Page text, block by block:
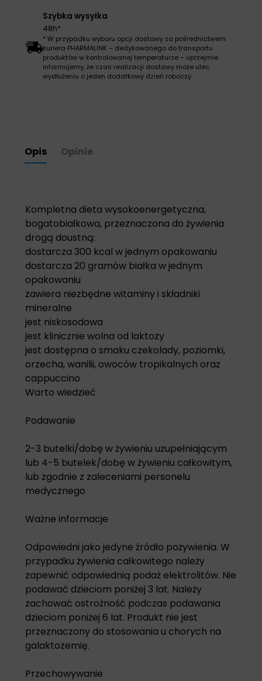
Szybka wysyłka
48h*
* W przypadku wyboru opcji dostawy za pośrednictwem
kuriera PHARMALINK – dedykowanego do transportu
produktów w kontrolowanej temperaturze – uprzejmie
informujemy, że czas realizacji dostawy może ulec
wydłużeniu o jeden dodatkowy dzień roboczy.
Opis Opinie
Kompletna dieta wysokoenergetyczna,
bogatobiałkowa, przeznaczona do żywienia
drogą doustną:
dostarcza 300 kcal w jednym opakowaniu
dostarcza 20 gramów białka w jednym
opakowaniu
zawiera niezbędne witaminy i składniki
mineralne
jest niskosodowa
jest klinicznie wolna od laktozy
jest dostępna o smaku czekolady, poziomki,
orzecha, wanilii, owoców tropikalnych oraz
cappuccino
Warto wiedzieć
Podawanie
2-3 butelki/dobę w żywieniu uzupełniającym
lub 4-5 butelek/dobę w żywieniu całkowitym,
lub zgodnie z zaleceniami personelu
medycznego
Ważne informacje
Odpowiedni jako jedyne źródło pożywienia. W
przypadku żywienia całkowitego należy
zapewnić odpowiednią podaż elektrolitów. Nie
podawać dzieciom poniżej 3 lat. Należy
zachować ostrożność podczas podawania
dzieciom poniżej 6 lat. Produkt nie jest
przeznaczony do stosowania u chorych na
galaktozemię.
Przechowywanie